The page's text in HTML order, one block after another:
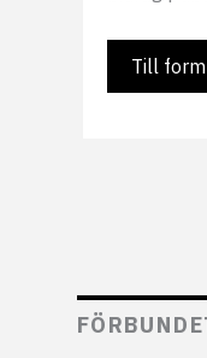
Till